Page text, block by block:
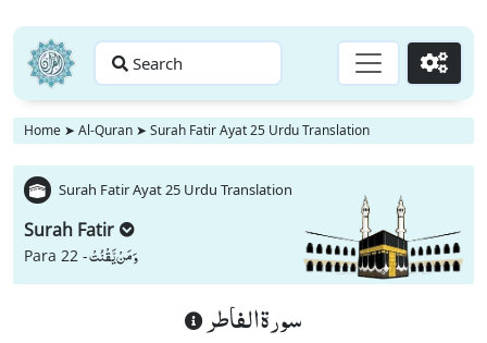
Search Go
Home ➤ Al-Quran ➤ Surah Fatir Ayat 25 Urdu Translation
Surah Fatir Ayat 25 Urdu Translation
Surah Fatir
Para 22 -وَ مَنْ یَّقْنُتْ
سورة الفاطر